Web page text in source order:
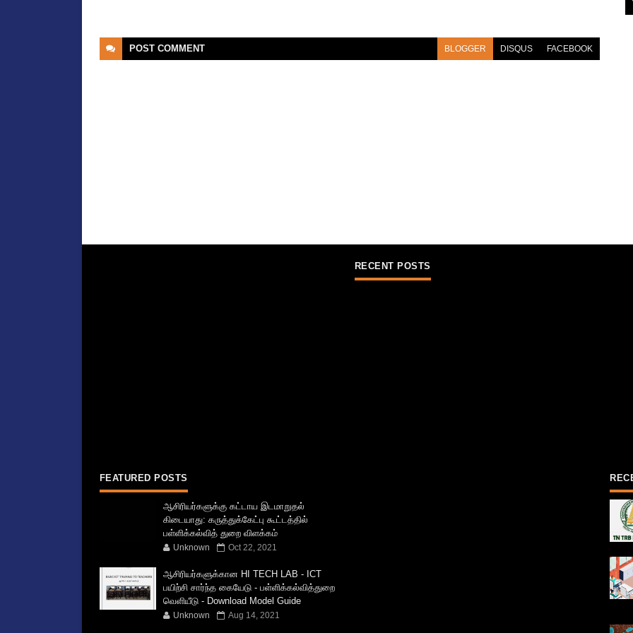
POST COMMENT BLOGGER DISQUS FACEBOOK
FEATURED POSTS
ஆசிரியர்களுக்கு கட்டாய இடமாறுதல்
கிடையாது: கருத்துக்கேட்பு கூட்டத்தில்
பள்ளிக்கல்வித் துறை விளக்கம்
Unknown Oct 22, 2021
ஆசிரியர்களுக்கான HI TECH LAB - ICT
பயிற்சி சார்ந்த கையேடு - பள்ளிக்கல்வித்துறை
வெளியீடு - Download Model Guide
Unknown Aug 14, 2021
RECENT POSTS